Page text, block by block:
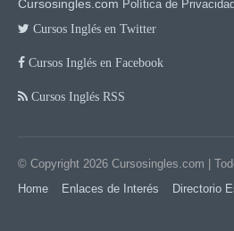
Cursosingles.com Política de Privacidad
Cursos Inglés en Twitter
Cursos Inglés en Facebook
Cursos Inglés RSS
© Copyright 2026 Cursosingles.com |
Home
Enlaces de Interés Directorio